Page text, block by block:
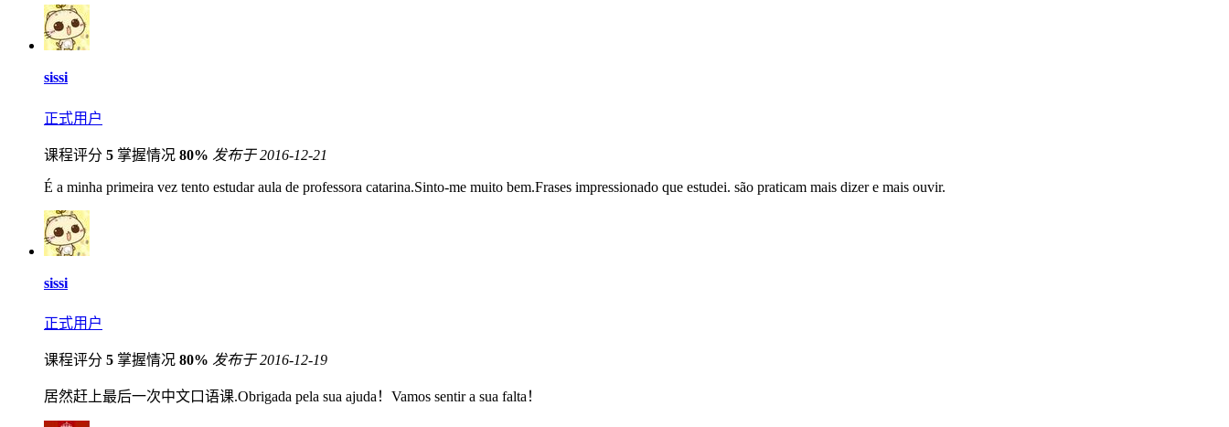
sissi
正式用户
课程评分 5 掌握情况 80% 发布于 2016-12-21
É a minha primeira vez tento estudar aula de professora catarina.Sinto-me muito bem.Frases impressionado que estudei. são praticam mais dizer e mais ouvir.
sissi
正式用户
课程评分 5 掌握情况 80% 发布于 2016-12-19
居然赶上最后一次中文口语课.Obrigada pela sua ajuda！Vamos sentir a sua falta！